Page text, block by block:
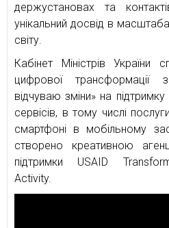
держустановах та
унікальний досвід в
світу.
Кабінет Міністрів України
цифрової трансформації
відчуваю зміни» на
сервісів, в тому числі
смартфоні в мобільному
створено креативною
підтримки USAID
Activity.